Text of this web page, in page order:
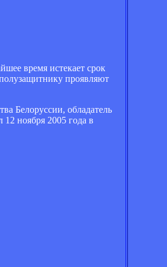
время истекает срок
проявляют
Белоруссии, обладатель
ноября 2005 года в